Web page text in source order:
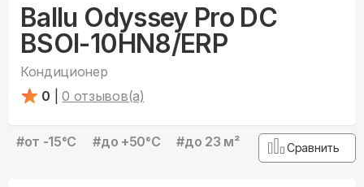
Ballu Odyssey Pro DC
BSOI-10HN8/ERP
Кондиционер
0
0 отзывов(а)
#от -15°С #до +50°С #до 23 м² Сравнить